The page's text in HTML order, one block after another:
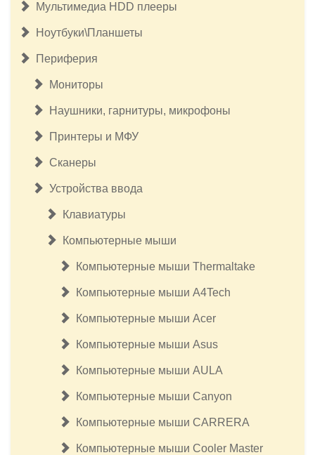
Мультимедиа HDD плееры
Ноутбуки\Планшеты
Периферия
Мониторы
Наушники, гарнитуры, микрофоны
Принтеры и МФУ
Сканеры
Устройства ввода
Клавиатуры
Компьютерные мыши
Компьютерные мыши Thermaltake
Компьютерные мыши A4Tech
Компьютерные мыши Acer
Компьютерные мыши Asus
Компьютерные мыши AULA
Компьютерные мыши Canyon
Компьютерные мыши CARRERA
Компьютерные мыши Cooler Master